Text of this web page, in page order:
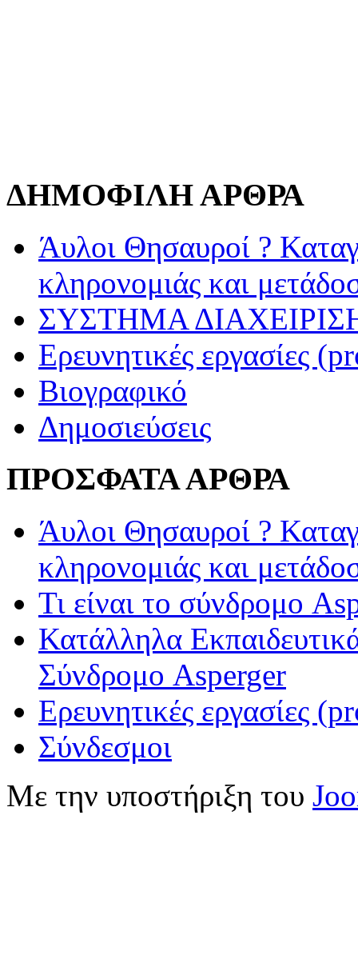
ΔΗΜΟΦΙΛΗ ΑΡΘΡΑ
Άυλοι Θησαυροί ?
κληρονομιάς και
ΣΥΣΤΗΜΑ
Ερευνητικές εργασίες
Βιογραφικό
Δημοσιεύσεις
ΠΡΟΣΦΑΤΑ ΑΡΘΡΑ
Άυλοι Θησαυροί ?
κληρονομιάς και
Τι είναι το σύνδρομο
Κατάλληλα
Σύνδρομο Asperger
Ερευνητικές εργασίες
Σύνδεσμοι
Με την υποστήριξη του